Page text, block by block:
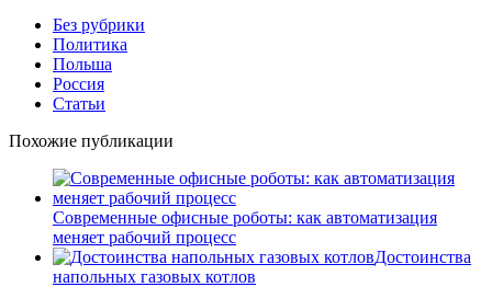
Без рубрики
Политика
Польша
Россия
Статьи
Похожие публикации
Современные офисные роботы: как автоматизация
меняет рабочий процесс
Достоинства
напольных газовых котлов